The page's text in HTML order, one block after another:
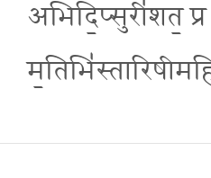
अभिदि॒प्सुरी॑शत॒